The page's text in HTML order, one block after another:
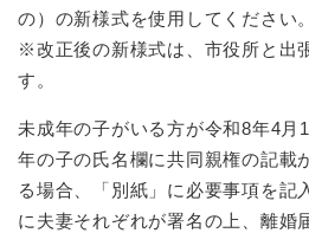
の）の新様式を使用してください。
※改正後の新様式は、市役所と出
す。
未成年の子がいる方が令和8年4月
年の子の氏名欄に共同親権の記載
る場合、「別紙」に必要事項を記
に夫妻それぞれが署名の上、離婚